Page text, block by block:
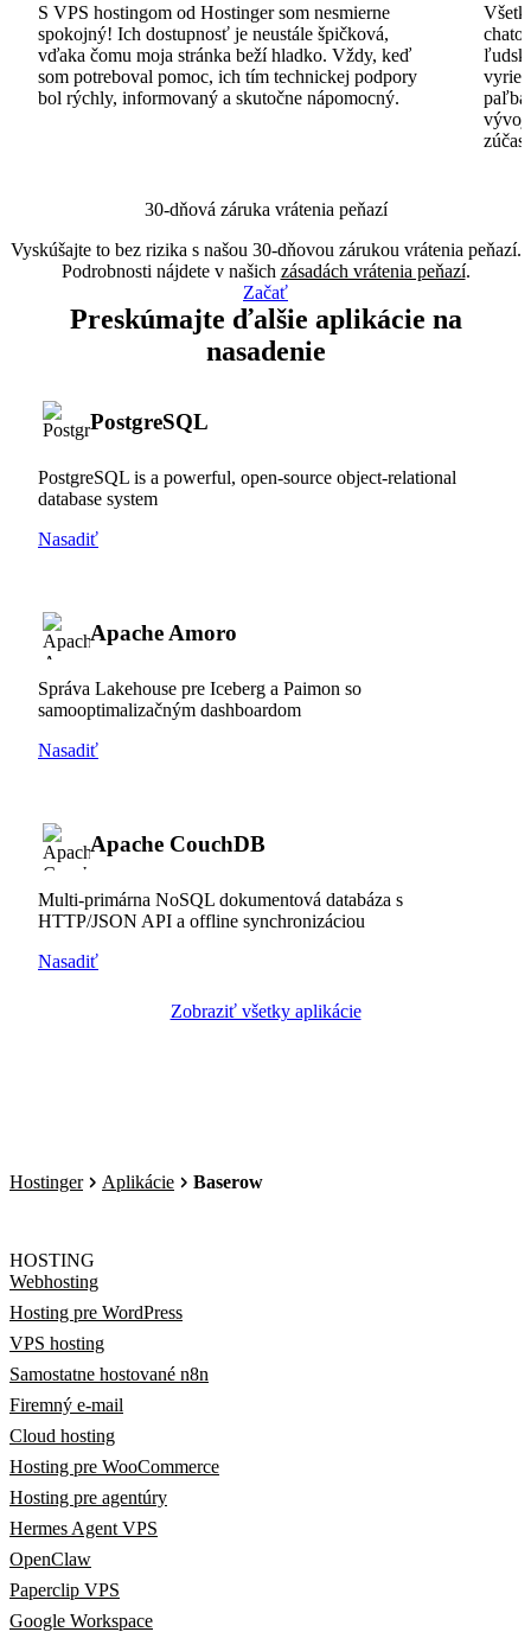
S VPS hostingom od Hostinger som nesmierne
spokojný! Ich dostupnosť je neustále špičková,
vďaka čomu moja stránka beží hladko. Vždy, keď
som potreboval pomoc, ich tím technickej podpory
bol rýchly, informovaný a skutočne nápomocný.
30-dňová záruka vrátenia peňazí
Vyskúšajte to bez rizika s našou 30-dňovou zárukou vrátenia peňazí.
Podrobnosti nájdete v našich zásadách vrátenia peňazí.
Začať
Preskúmajte ďalšie aplikácie na
nasadenie
PostgreSQL
PostgreSQL is a powerful, open-source object-relational
database system
Nasadiť
Apache Amoro
Správa Lakehouse pre Iceberg a Paimon so
samooptimalizačným dashboardom
Nasadiť
Apache CouchDB
Multi-primárna NoSQL dokumentová databáza s
HTTP/JSON API a offline synchronizáciou
Nasadiť
Zobraziť všetky aplikácie
Hostinger Aplikácie Baserow
HOSTING
Webhosting
Hosting pre WordPress
VPS hosting
Samostatne hostované n8n
Firemný e-mail
Cloud hosting
Hosting pre WooCommerce
Hosting pre agentúry
Hermes Agent VPS
OpenClaw
Paperclip VPS
Google Workspace